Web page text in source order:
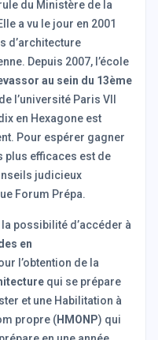
du Ministère de la
a vu le jour en 2001
d’architecture
Depuis 2007, l’école
au sein du 13ème
l’université Paris VII
en Hexagone est
Pour espérer gagner
plus efficaces est de
judicieux
Forum Prépa.
possibilité d’accéder à
en
l’obtention de la
qui se prépare
et une Habilitation à
propre (HMONP) qui